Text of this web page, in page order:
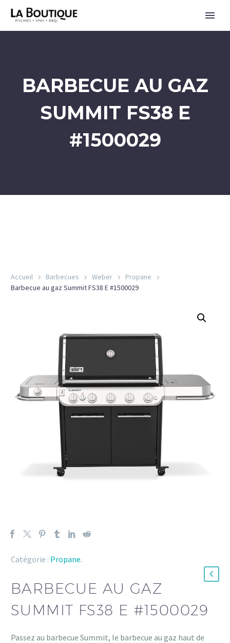
BARBECUE AU GAZ
SUMMIT FS38 E
#1500029
Accueil Barbecues Weber
Propane
Barbecue au gaz Summit FS38 E #1500029
Catégorie : Propane.
BARBECUE AU GAZ
SUMMIT FS38 E #1500029
Passez au barbecue Summit, le barbecue au gaz haut de